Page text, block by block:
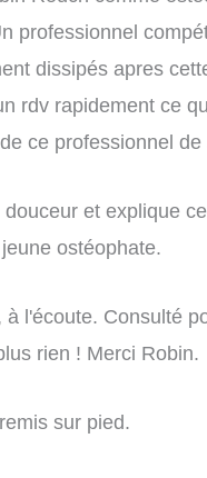
professionnel
dissipés apres
rdv rapidement ce
ce professionnel de
et explique
ostéophate.
l'écoute. Consulté
rien ! Merci Robin.
sur pied.